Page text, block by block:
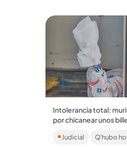
Intolerancia total:
por chicanear unos
estaba en el parque
Judicial Q'hubo